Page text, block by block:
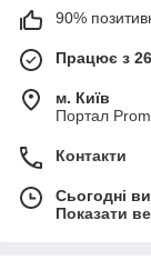
90%
Працює з
м. Київ
Портал
Контакти
Сьогодні
Показати